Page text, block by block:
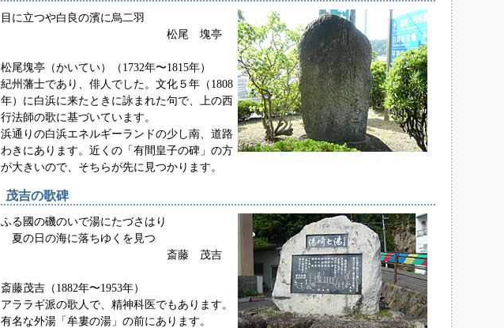
目に立つや白良の濱に烏二羽
松尾 塊亭
松尾塊亭（かいてい）（1732年〜1815年）
紀州藩士であり、俳人でした。文化５年（1808
年）に白浜に来たときに詠まれた句で、上の西
行法師の歌に基づいています。
浜通りの白浜エネルギーランドの少し南、道路
わきにあります。近くの「有間皇子の碑」の方
が大きいので、そちらが先に見つかります。
茂吉の歌碑
ふる國の磯のいで湯にたづさはり
夏の日の海に落ちゆくを見つ
斎藤 茂吉
斎藤茂吉（1882年〜1953年）
アララギ派の歌人で、精神科医でもあります。
有名な外湯「牟婁の湯」の前にあります。